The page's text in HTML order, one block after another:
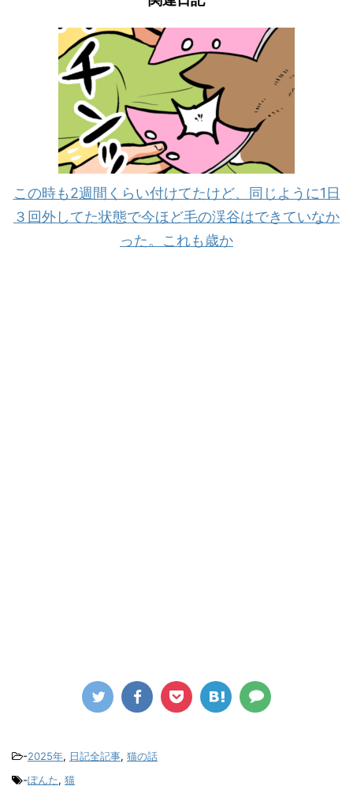
この時も2週間くらい付けてたけど、同じように1日
３回外してた状態で今ほど毛の渓谷はできていなか
った。これも歳か
-2025年, 日記全記事, 猫の話
-ぽんた, 猫